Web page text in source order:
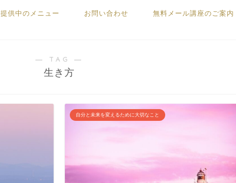
提供中のメニュー お問い合わせ 無料メール講座のご案内
― TAG ―
生き方
自分と未来を変えるために大切なこと